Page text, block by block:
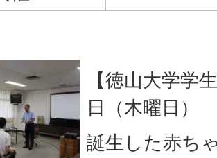
【徳山大学学
日（木曜日）
誕生した赤ち